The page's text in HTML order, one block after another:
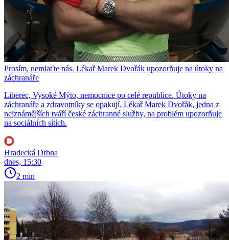
Prosím, nemlaťte nás. Lékař Marek Dvořák upozorňuje na útoky na
záchranáře
Liberec, Vysoké Mýto, nemocnice po celé republice. Útoky na
záchranáře a zdravotníky se opakují. Lékař Marek Dvořák, jedna z
nejznámějších tváří české záchranné služby, na problém upozorňuje
na sociálních sítích.
Hradecká Drbna
dnes, 15:30
2 min